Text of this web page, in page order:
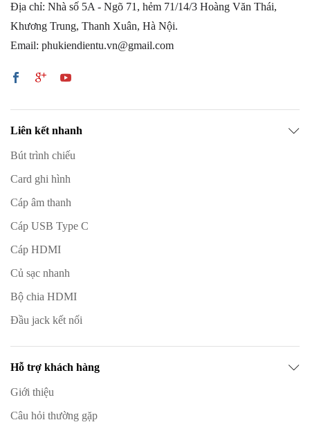
Địa chỉ: Nhà số 5A - Ngõ 71, hẻm 71/14/3 Hoàng Văn Thái,
Khương Trung, Thanh Xuân, Hà Nội.
Email: phukiendientu.vn@gmail.com
Liên kết nhanh
Bút trình chiếu
Card ghi hình
Cáp âm thanh
Cáp USB Type C
Cáp HDMI
Củ sạc nhanh
Bộ chia HDMI
Đầu jack kết nối
Hỗ trợ khách hàng
Giới thiệu
Câu hỏi thường gặp